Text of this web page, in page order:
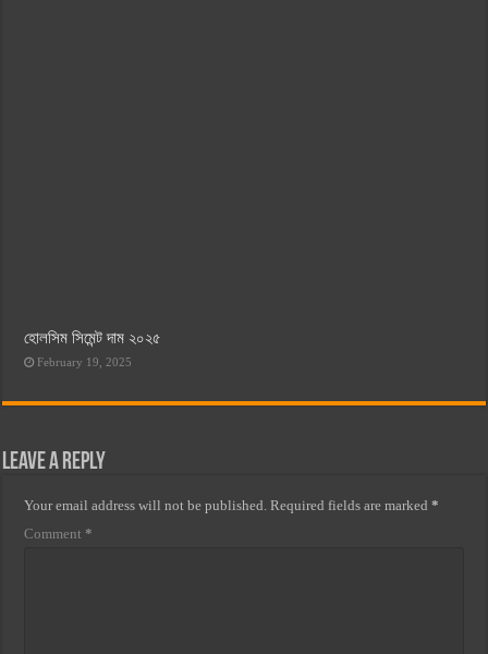
হোলসিম সিমেন্ট দাম ২০২৫
February 19, 2025
Leave a Reply
Your email address will not be published. Required fields are marked*
Comment *